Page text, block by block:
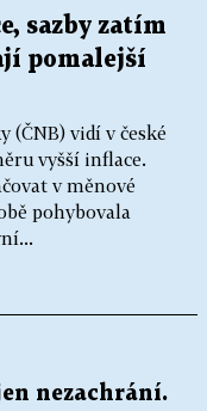
sazby zatím
pomalejší
(ČNB) vidí v české
vyšší inflace.
v měnové
pohybovala
nezachrání.